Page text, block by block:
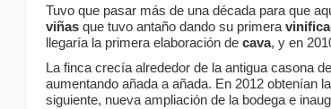
Tuvo que pasar más de una década para que
viñas que tuvo antaño dando su primera
llegaría la primera elaboración de cava, y en
La finca crecía alrededor de la antigua casona
aumentando añada a añada. En 2012 obtenían
siguiente, nueva ampliación de la bodega e